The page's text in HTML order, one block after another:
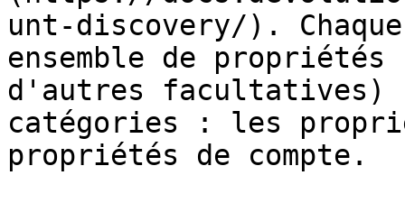
unt-discovery/).
ensemble de
d'autres facultatives)
catégories : les
propriétés de compte.